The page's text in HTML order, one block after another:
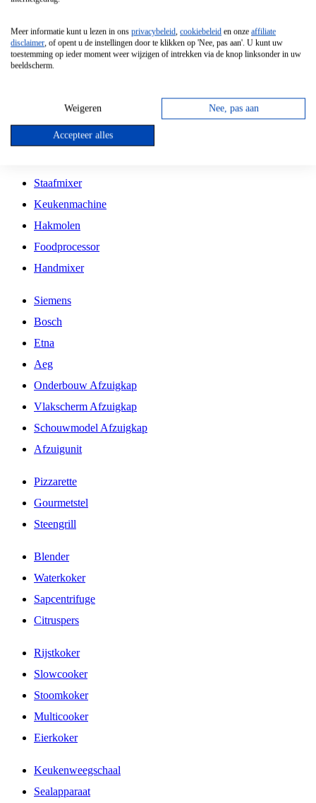
Vrijstaande Magnetron
Vrijstaande Kookplaat
Inbouw Gaskookplaat
Inbouw Keramische Kookplaat
Kookplaat Accessoires
Staafmixer
Keukenmachine
Hakmolen
Foodprocessor
Handmixer
Siemens
Bosch
Etna
Aeg
Onderbouw Afzuigkap
Vlakscherm Afzuigkap
Schouwmodel Afzuigkap
Afzuigunit
Pizzarette
Gourmetstel
Steengrill
Blender
Waterkoker
Sapcentrifuge
Citruspers
Rijstkoker
Slowcooker
Stoomkoker
Multicooker
Eierkoker
Keukenweegschaal
Sealapparaat
Meer informatie kunt u lezen in ons privacybeleid, cookiebeleid en onze affiliate
disclaimer, of opent u de instellingen door te klikken op 'Nee, pas aan'. U kunt uw
toestemming op ieder moment weer wijzigen of intrekken via de knop linksonder in uw
beeldscherm.
Weigeren Nee, pas aan
Accepteer alles